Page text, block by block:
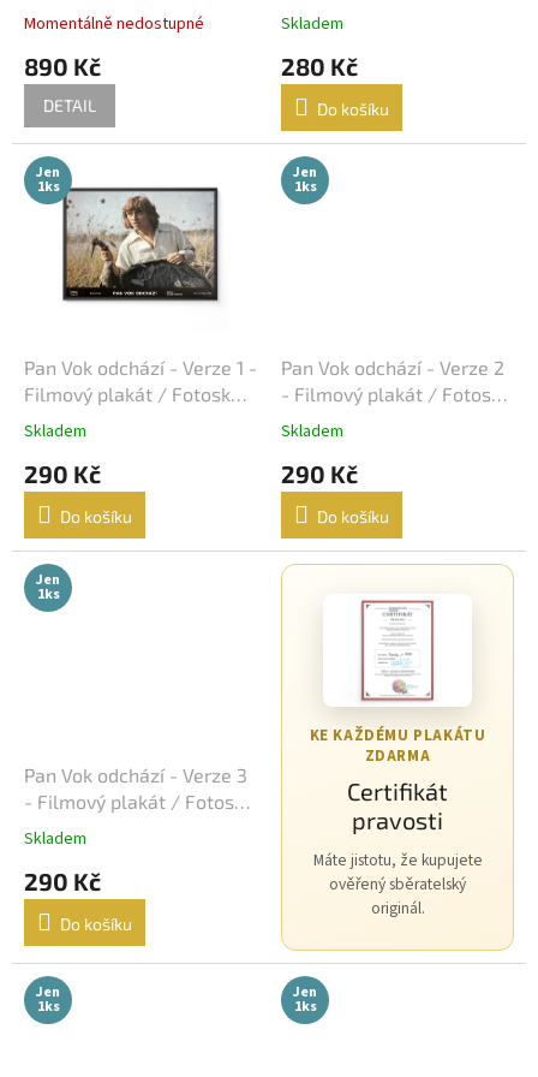
Robert Zemeckis 32
Jan Hřebejk
Steven Soderbergh
Otakar Vávra 28
Juraj Herz 27
Ridley Scott 26
James Cameron 25
Woody Allen
Michael Bay
David Fincher
M. Night Shyamalan
Dušan Klein 19
Joel Schumacher
Chris Columbus
Vít Olmer 18
John McTiernan
Momentálně nedostupné
890 Kč
DETAIL
Skladem
280 Kč
Do košíku
Jen
1ks
Pan Vok odchází - Verze 1 -
Filmový plakát / Fotoska /
Slepka (cca A4)
Skladem
290 Kč
Do košíku
Jen
1ks
Pan Vok odchází - Verze 2
- Filmový plakát / Fotoska
/ Slepka (cca A4)
Skladem
290 Kč
Do košíku
Jen
1ks
Pan Vok odchází - Verze 3
- Filmový plakát / Fotoska
/ Slepka (cca A4)
Skladem
290 Kč
Do košíku
KE KAŽDÉMU PLAKÁTU
ZDARMA
Certifikát
pravosti
Máte jistotu, že kupujete
ověřený sběratelský
originál.
Jen
1ks
Jen
1ks